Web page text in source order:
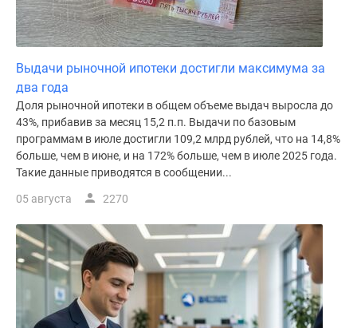
Строящиеся
коттеджные
поселки
Коттеджные
поселки
лесу
Коттеджные
поселки
водоема
Коттеджные
поселки
ипотеку
центры
Выдачи рыночной ипотеки достигли максимума за
два года
Доля рыночной ипотеки в общем объеме выдач выросла до
43%, прибавив за месяц 15,2 п.п. Выдачи по базовым
программам в июле достигли 109,2 млрд рублей, что на 14,8%
больше, чем в июне, и на 172% больше, чем в июле 2025 года.
Такие данные приводятся в сообщении...
05 августа 2270